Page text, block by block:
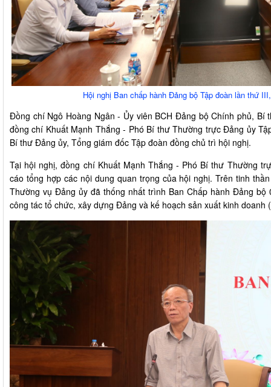
Hội nghị Ban chấp hành Đảng bộ Tập đoàn lần thứ
Đồng chí Ngô Hoàng Ngân - Ủy viên BCH Đảng bộ Chính phủ, Bí
đồng chí Khuất Mạnh Thắng - Phó Bí thư Thường trực Đảng ủy
Bí thư Đảng ủy, Tổng giám đốc Tập đoàn đồng chủ trì hội nghị.
Tại hội nghị, đồng chí Khuất Mạnh Thắng - Phó Bí thư Thường
cáo tổng hợp các nội dung quan trọng của hội nghị. Trên tinh
Thường vụ Đảng ủy đã thống nhất trình Ban Chấp hành Đảng bộ
công tác tổ chức, xây dựng Đảng và kế hoạch sản xuất kinh doanh